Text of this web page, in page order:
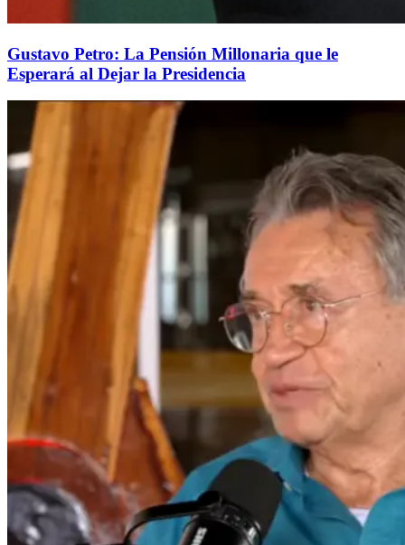
Gustavo Petro: La Pensión Millonaria que le
Esperará al Dejar la Presidencia